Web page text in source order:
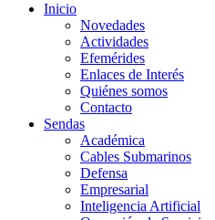
Inicio
Novedades
Actividades
Efemérides
Enlaces de Interés
Quiénes somos
Contacto
Sendas
Académica
Cables Submarinos
Defensa
Empresarial
Inteligencia Artificial